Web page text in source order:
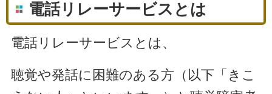
電話リレーサービスとは
電話リレーサービスとは、
聴覚や発話に困難のある方（以下「きこ